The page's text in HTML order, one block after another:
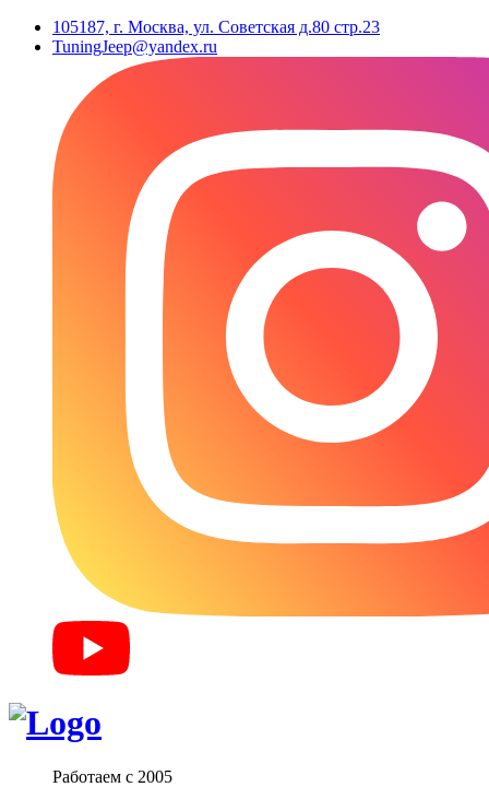
105187, г. Москва, ул. Советская д.80 стр.23
TuningJeep@yandex.ru
Работаем с 2005